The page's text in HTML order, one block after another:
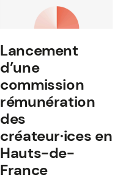
Lancement
d’une
commission
rémunération
des
créateur·ices en
Hauts-de-
France